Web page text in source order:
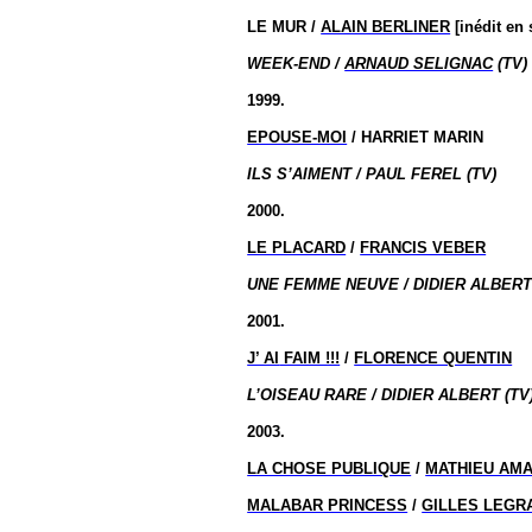
LE MUR /ALAIN BERLINER [inédit en
WEEK-END /ARNAUD SELIGNAC(TV)
1999.
EPOUSE-MOI / HARRIET MARIN
ILS S’AIMENT / PAUL FEREL (TV)
2000.
LE PLACARD / FRANCIS VEBER
UNE FEMME NEUVE / DIDIER
2001.
J’ AI FAIM !!! / FLORENCE QUENTIN
L’OISEAU RARE / DIDIER ALBERT
2003.
LA CHOSE PUBLIQUE / MATHIEU
MALABAR PRINCESS /GILLES